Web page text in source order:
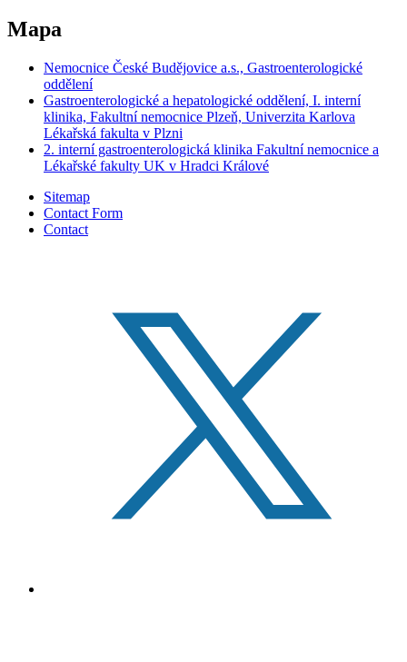
Mapa
Nemocnice České Budějovice a.s., Gastroenterologické
oddělení
Gastroenterologické a hepatologické oddělení, I. interní
klinika, Fakultní nemocnice Plzeň, Univerzita Karlova
Lékařská fakulta v Plzni
2. interní gastroenterologická klinika Fakultní nemocnice a
Lékařské fakulty UK v Hradci Králové
Sitemap
Contact Form
Contact